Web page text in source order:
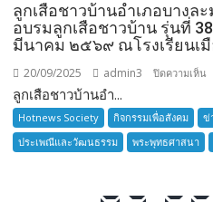
ลูกเสือชาวบ้านอำเภอบางล
อบรมลูกเสือชาวบ้าน รุ่นที่
มีนาคม ๒๕๖๙ ณโรงเรียนเ
20/09/2025 admin3 ปิดความเห็น
ลูกเสือชาวบ้านอำ...
Hotnews Society กิจกรรมเพื่อสังคม ข่
ประเพณีและวัฒนธรรม
พระพุทธศาสนา